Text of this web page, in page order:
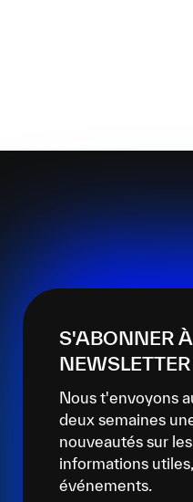
S'ABONNER
NEWSLETTER
Nous t'envoyons
deux semaines
nouveautés sur
informations
événements.